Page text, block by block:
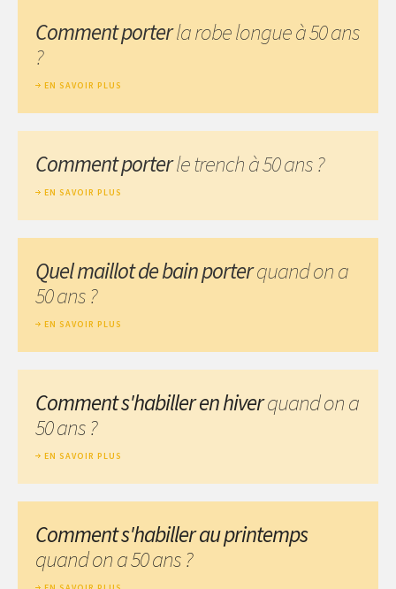
Comment porterla robe longue à 50 ans
?
EN SAVOIR PLUS
Comment porterle trench à 50 ans ?
EN SAVOIR PLUS
Quel maillot de bain porterquand on a
50 ans ?
EN SAVOIR PLUS
Comment s'habiller en hiverquand on a
50 ans ?
EN SAVOIR PLUS
Comment s'habiller au printemps
quand on a 50 ans ?